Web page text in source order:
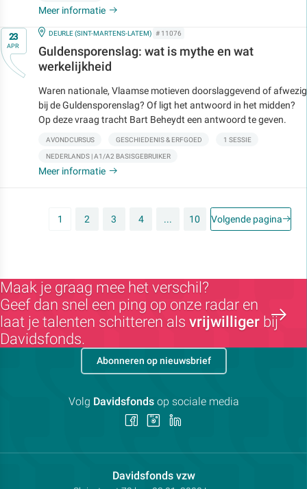
Meer informatie
Op23
APR
IN
DEURLE (SINT-MARTENS-LATEM) # 11076
Guldensporenslag: wat is mythe en wat
werkelijkheid
Waren nationale, Vlaamse motieven doorslaggevend of afwezig
bij de Guldensporenslag? Of ligt het antwoord in het midden?
Op deze vraag tracht Bart Beheydt een antwoord te geven.
AVONDCURSUS GESCHIEDENIS & ERFGOED 1 SESSIE
NEDERLANDS | A1/A2 BASISGEBRUIKER
Meer informatie
1 2 3 4 ... 10 Volgende pagina
Maak je graag mee het verschil?
Geef dan snel een ping op onze radar en
laat je talenten schitteren als vrijwilliger bij
Davidsfonds.
Davidsfonds vzwContactpersoon:
Abonneren op nieuwsbrief
Volg Davidsfondsop sociale media
Volg Volg